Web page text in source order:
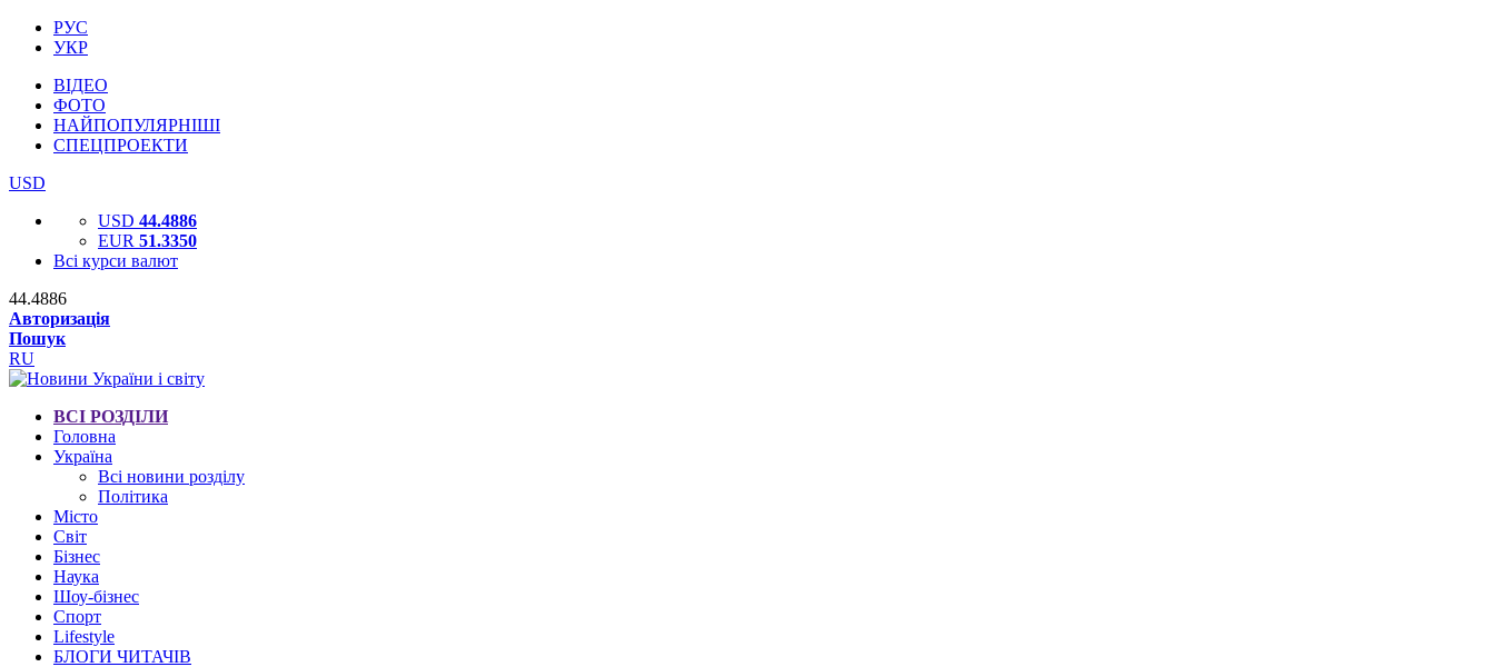
РУС
УКР
ВІДЕО
ФОТО
НАЙПОПУЛЯРНІШІ
СПЕЦПРОЕКТИ
USD
USD 44.4886
EUR 51.3350
Всі курси валют
44.4886
Авторизація
Пошук
RU
ВСІ РОЗДІЛИ
Головна
Україна
Всі новини розділу
Політика
Місто
Світ
Бізнес
Наука
Шоу-бізнес
Спорт
Lifestyle
БЛОГИ ЧИТАЧІВ